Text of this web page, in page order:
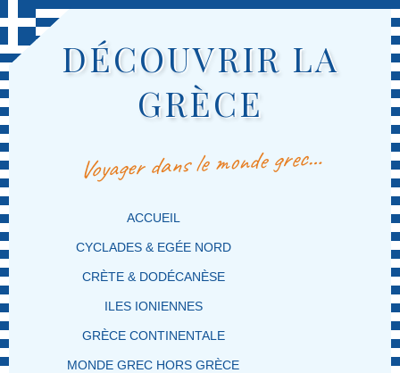
DÉCOUVRIR LA
GRÈCE
Voyager dans le monde grec…
MENU PRINCIPAL
MASQUER LA NAVIGATION PRINCIPALE
MASQUER LA NAVIGATION SECONDAIRE
ACCUEIL
CYCLADES & EGÉE NORD
CRÈTE & DODÉCANÈSE
ILES IONIENNES
GRÈCE CONTINENTALE
MONDE GREC HORS GRÈCE